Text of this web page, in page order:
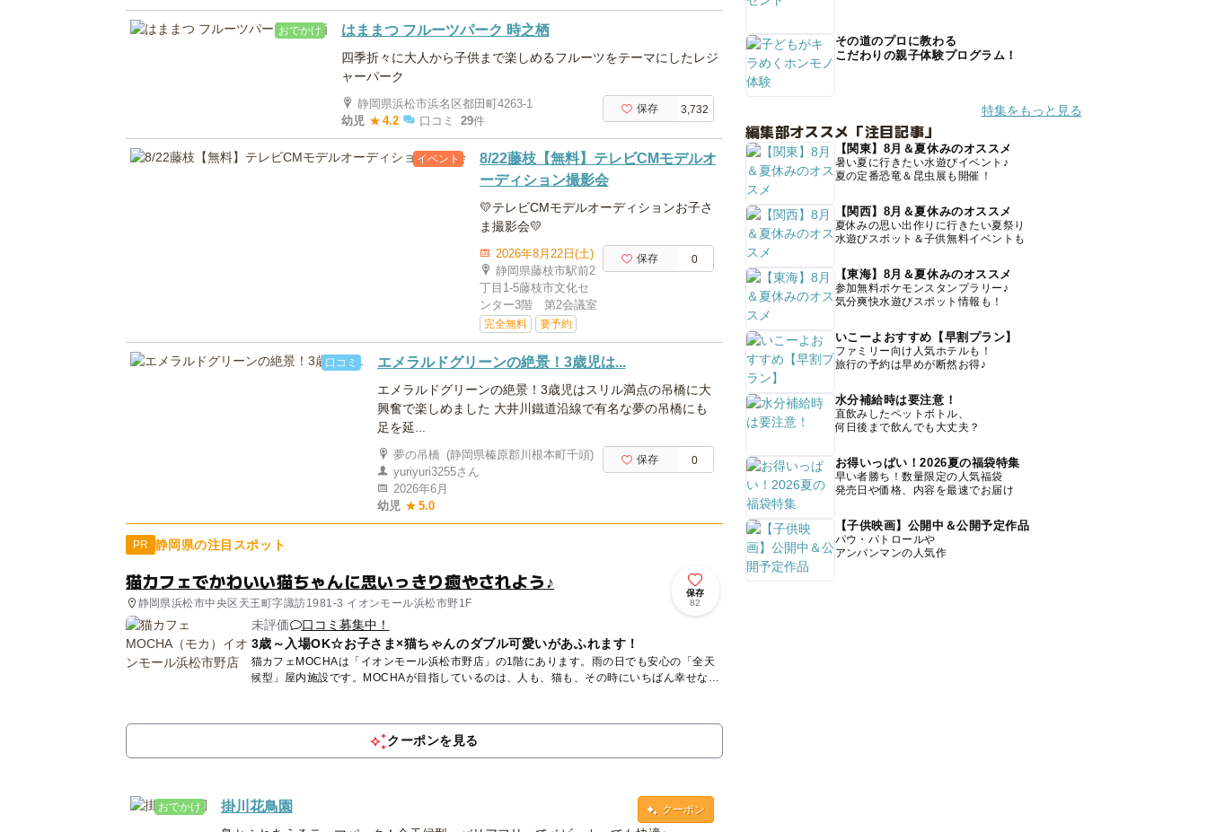
おでかけ はままつ フルーツパーク 時之栖
四季折々に大人から子供まで楽しめるフルーツをテーマにしたレジ
ャーパーク
静岡県浜松市浜名区都田町4263-1
幼児 ★ 4.2 口コミ 29件
保存 3,732
イベント
8/22藤枝【無料】テレビCMモデルオ
ーディション撮影会
💛テレビCMモデルオーディションお子さ
ま撮影会💛
2026年8月22日(土)
静岡県藤枝市駅前2
丁目1-5藤枝市文化セ
ンター3階 第2会議室
完全無料 要予約
保存 0
口コミ エメラルドグリーンの絶景！3歳児は...
エメラルドグリーンの絶景！3歳児はスリル満点の吊橋に大
興奮で楽しめました 大井川鐵道沿線で有名な夢の吊橋にも
足を延...
夢の吊橋 (静岡県榛原郡川根本町千頭)
yuriyuri3255さん
2026年6月
幼児 ★ 5.0
保存 0
PR 静岡県の注目スポット
猫カフェでかわいい猫ちゃんに思いっきり癒やされよう♪
静岡県浜松市中央区天王町字諏訪1981-3 イオンモール浜松市野1F
保存
82
未評価
口コミ募集中！
3歳～入場OK☆お子さま×猫ちゃんのダブル可愛いがあふれます！
猫カフェMOCHAは「イオンモール浜松市野店」の1階にあります。雨の日でも安心の「全天
候型」屋内施設です。MOCHAが目指しているのは、人も、猫も、その時にいちばん幸せなこ
クーポンを見る
おでかけ 掛川花鳥園 クーポン
その道のプロに教わる
こだわりの親子体験プログラム！
特集をもっと見る
編集部オススメ「注目記事」
【関東】8月＆夏休みのオススメ
暑い夏に行きたい水遊びイベント♪
夏の定番恐竜＆昆虫展も開催！
【関西】8月＆夏休みのオススメ
夏休みの思い出作りに行きたい夏祭り
水遊びスポット＆子供無料イベントも
【東海】8月＆夏休みのオススメ
参加無料ポケモンスタンプラリー♪
気分爽快水遊びスポット情報も！
いこーよおすすめ【早割プラン】
ファミリー向け人気ホテルも！
旅行の予約は早めが断然お得♪
水分補給時は要注意！
直飲みしたペットボトル、
何日後まで飲んでも大丈夫？
お得いっぱい！2026夏の福袋特集
早い者勝ち！数量限定の人気福袋
発売日や価格、内容を最速でお届け
【子供映画】公開中＆公開予定作品
パウ・パトロールや
アンパンマンの人気作